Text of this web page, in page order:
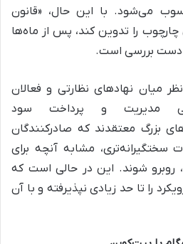
می‌شود. با این حال، «قانون
را تدوین کند، پس از ماه‌ها
دست بررسی است.
میان نهادهای نظارتی و فعالان
مدیریت و پرداخت سود
بزرگ معتقدند که صادرکنندگان
سختگیرانه‌تری، مشابه آنچه برای
روبرو شوند. این در حالی است که
را تا حد زیادی نپذیرفته و با آن